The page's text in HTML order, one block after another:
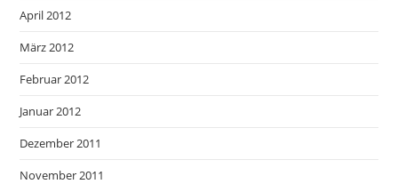
April 2012
März 2012
Februar 2012
Januar 2012
Dezember 2011
November 2011